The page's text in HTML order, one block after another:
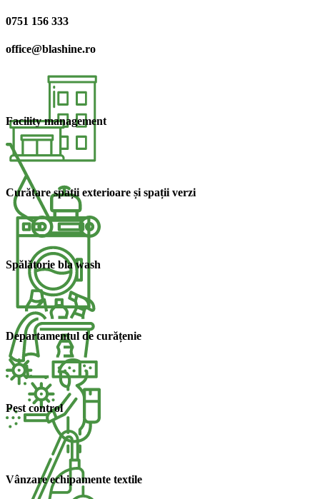
0751 156 333
office@blashine.ro
Facility management​
Curățare spații exterioare și spații verzi​
Spălătorie bla wash​
Departamentul de curățenie​
Pest control​
Vânzare echipamente textile​